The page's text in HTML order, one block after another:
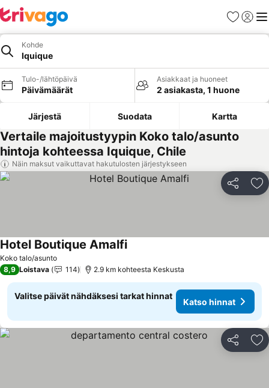
Suosikit
Kohde
Iquique
Tulo-/lähtöpäivä
Päivämäärät
Asiakkaat ja huoneet
2 asiakasta, 1 huone
Järjestä Suodata Kartta
Vertaile majoitustyypin Koko talo/asunto
hintoja kohteessa Iquique, Chile
Näin maksut vaikuttavat hakutulosten järjestykseen
Jaa
Koko talo/asunto
Hotel Boutique Amalfi
8,9 Loistava 114 2.9 km kohteesta Keskusta
Valitse päivät nähdäksesi tarkat hinnat
Katso hinnat
Jaa